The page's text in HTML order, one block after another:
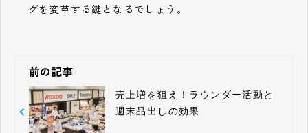
グを変革する鍵となるでしょう。
前の記事
売上増を狙え！ラウンダー活動と
週末品出しの効果